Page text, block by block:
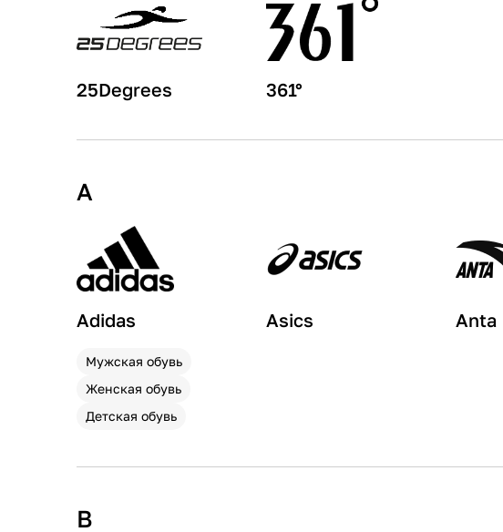
25Degrees 361°
A
Adidas
Мужская обувь
Женская обувь
Детская обувь
Asics Anta
B